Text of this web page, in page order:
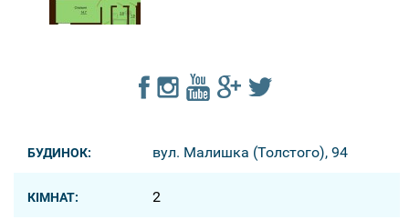
БУДИНОК: вул. Малишка (Толстого), 94
КІМНАТ: 2